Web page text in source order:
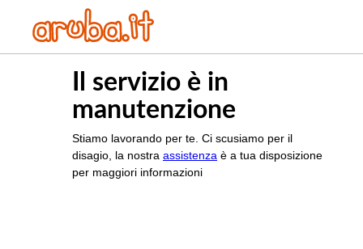
Il servizio è in
manutenzione
Stiamo lavorando per te. Ci scusiamo per il
disagio, la nostra assistenza è a tua disposizione
per maggiori informazioni